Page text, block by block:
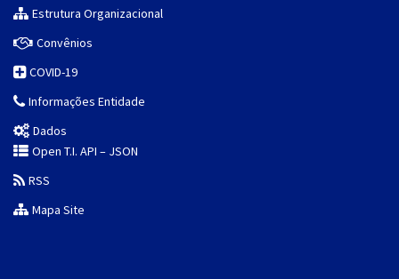
Estrutura Organizacional
Convênios
COVID-19
Informações Entidade
Dados
Open T.I. API – JSON
RSS
Mapa Site